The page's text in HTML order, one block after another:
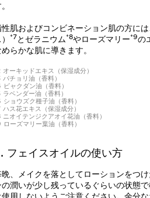
性肌およびコンビネーション肌の方には
*7とゼラニウム*8やローズマリー*9の
めらかな肌に導きます。
オーキッドエキス（保湿成分）
パチョリ油（香料）
ビャクダン油（香料）
ラベンダー油（香料）
ショウズク種子油（香料）
ハス花エキス（保湿成分）
ニオイテンジクアオイ花油（香料）
ローズマリー葉油（香料）
フェイスオイルの使い方
晩、メイクを落としてローションをつ
の潤いが少し残っているぐらいの状態